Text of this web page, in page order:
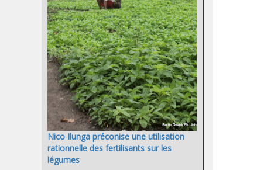
Nico Ilunga préconise une utilisation
rationnelle des fertilisants sur les
légumes